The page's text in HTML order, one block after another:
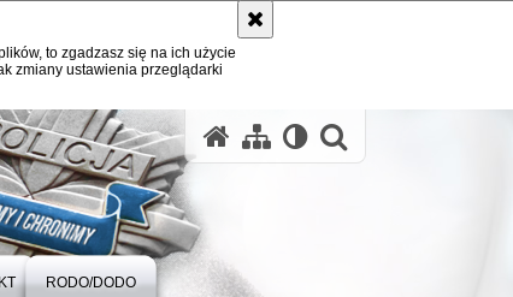
to zgadzasz się na ich użycie
zmiany ustawienia przeglądarki
RODO/DODO